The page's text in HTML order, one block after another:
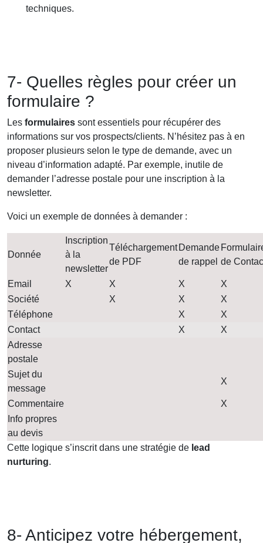
techniques.
7- Quelles règles pour créer un
formulaire ?
Les formulaires sont essentiels pour récupérer des
informations sur vos prospects/clients. N’hésitez pas à en
proposer plusieurs selon le type de demande, avec un
niveau d’information adapté. Par exemple, inutile de
demander l’adresse postale pour une inscription à la
newsletter.
Voici un exemple de données à demander :
Donnée
Inscription
à la
newsletter
Téléchargement
de PDF
Demande
de rappel de
Email X X X
X
Société
X X
X
Téléphone
X
X
Contact
X
X
Adresse
postale
Sujet du
message
X
Commentaire
X
Info propres
au devis
Cette logique s’inscrit dans une stratégie de lead
nurturing.
8- Anticipez votre hébergement,